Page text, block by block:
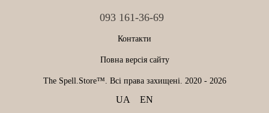
093 161-36-69
Контакти
Повна версія сайту
The Spell.Store™. Всі права захищені. 2020 - 2026
UA EN